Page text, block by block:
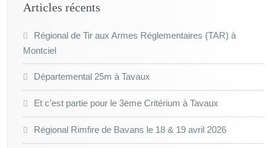
Articles récents
Régional de Tir aux Armes Réglementaires (TAR) à
Montciel
Départemental 25m à Tavaux
Et c’est partie pour le 3ème Critérium à Tavaux
Régional Rimfire de Bavans le 18 & 19 avril 2026